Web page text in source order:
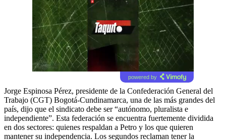
powered by
Jorge Espinosa Pérez, presidente de la Confederación General del
Trabajo (CGT) Bogotá-Cundinamarca, una de las más grandes del
país, dijo que el sindicato debe ser “autónomo, pluralista e
independiente”. Esta federación se encuentra fuertemente dividida
en dos sectores: quienes respaldan a Petro y los que quieren
mantener su independencia. Los segundos reclaman tener la